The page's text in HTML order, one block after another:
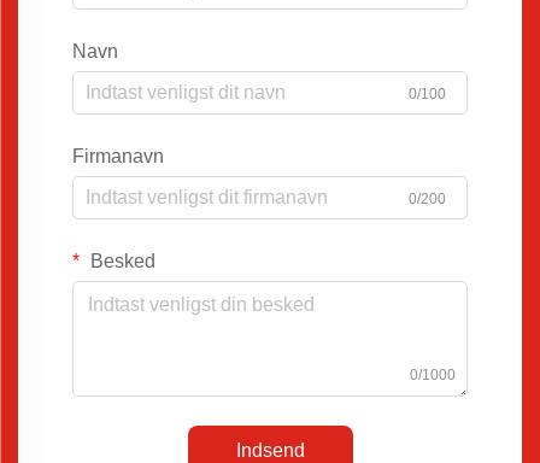
Navn
0/100
Firmanavn
0/200
Besked
0/1000
Indsend